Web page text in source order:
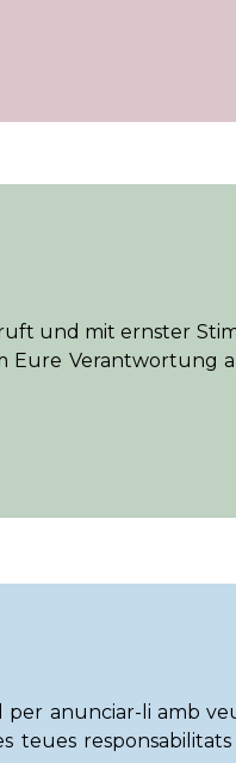
und mit ernster
Eure Verantwortung
anunciar-li amb
teues